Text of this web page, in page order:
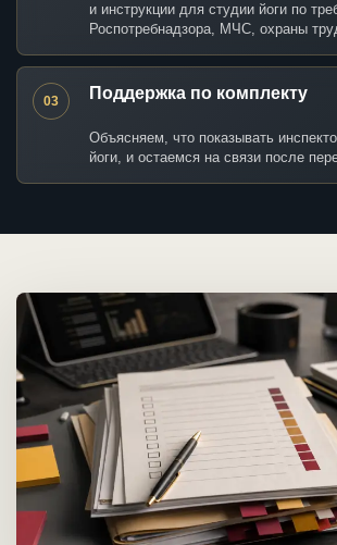
и инструкции для студии йоги по
Роспотребнадзора, МЧС, охраны
03 Поддержка по комплекту
Объясняем, что показывать
йоги, и остаемся на связи после